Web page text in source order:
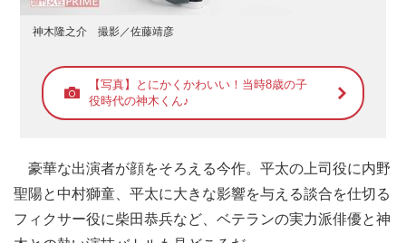
神木隆之介 撮影／佐藤靖彦
【写真】とにかくかわいい！当時8歳の子
役時代の神木くん♪
豪華な出演者が顔をそろえる今作。平太の上司役に内野
聖陽と中村獅童、平太に大きな影響を与える談合を仕切る
フィクサー役に柴田恭兵など、ベテランの実力派俳優と神